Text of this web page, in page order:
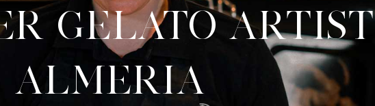
Gelato Artist
Almeria